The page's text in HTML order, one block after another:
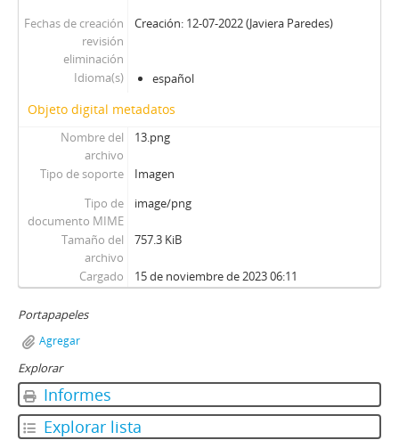
102 - Silva Cimma, Enrique
103 - Mena, Odlanier
104 - Ossa Pretot, Sergio
105 - Mena, Odlanier
106 - Videla, Ernesto
107 - Mena, Odlanier
108 - Juan Guzmán Tapia (I)
109 - Juan Guzmán Tapia (II)
110 - Juan Guzmán Tapia (III)
111 - Juan Guzmán Tapia (IV)
CH - Cita con la Historia
JW - Entrevistas realizadas por James R. Whelan
Fechas de creación
revisión
eliminación
Creación: 12-07-2022 (Javiera Paredes)
Idioma(s) español
Objeto digital metadatos
Nombre del
archivo
13.png
Tipo de soporte
Imagen
Tipo de
documento MIME
image/png
Tamaño del
archivo
757.3 KiB
Cargado 15 de noviembre de 2023 06:11
Portapapeles
Agregar
Explorar
Informes
Explorar lista